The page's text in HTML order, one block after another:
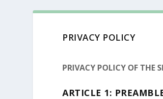
PRIVACY POLICY
PRIVACY POLICY OF THE
ARTICLE 1: